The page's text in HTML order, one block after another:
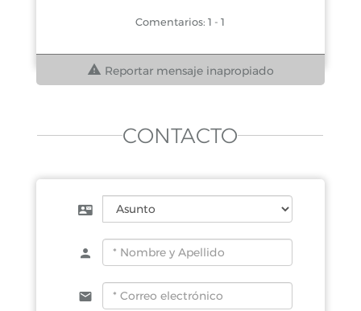
Reportar mensaje inapropiado
Comentarios: 1 - 1
CONTACTO